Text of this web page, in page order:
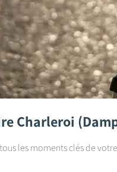
Charleroi
les moments clés de